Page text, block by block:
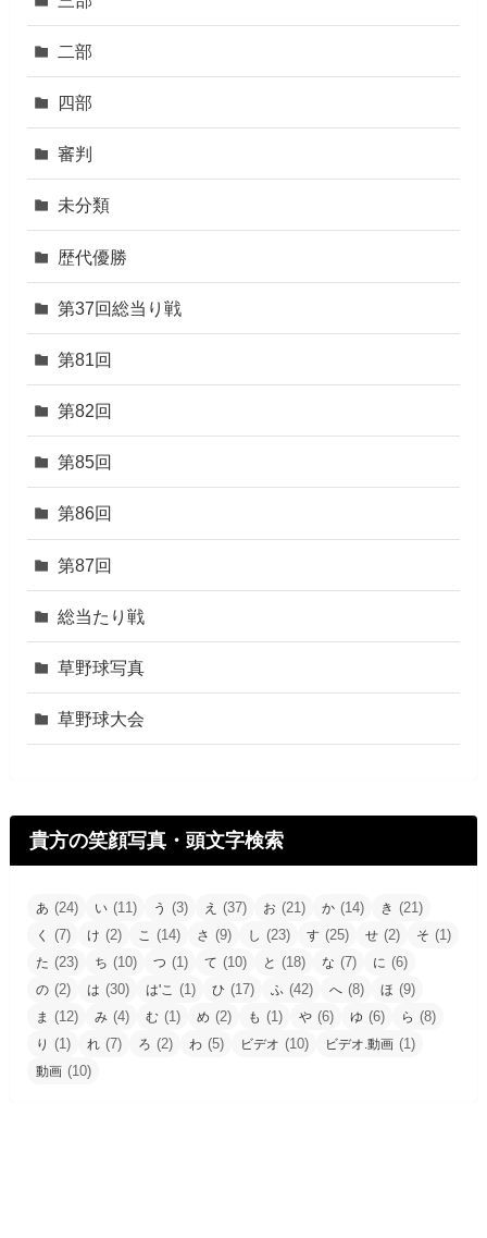
二部
四部
審判
未分類
歴代優勝
第37回総当り戦
第81回
第82回
第85回
第86回
第87回
総当たり戦
草野球写真
草野球大会
貴方の笑顔写真・頭文字検索
あ (24) い (11) う (3) え (37) お (21) か (14) き (21)
く (7) け (2) こ (14) さ (9) し (23) す (25) せ (2) そ (1)
た (23) ち (10) つ (1) て (10) と (18) な (7) に (6)
の (2) は (30) は'こ (1) ひ (17) ふ (42) へ (8) ほ (9)
ま (12) み (4) む (1) め (2) も (1) や (6) ゆ (6) ら (8)
り (1) れ (7) ろ (2) わ (5) ビデオ (10) ビデオ.動画 (1)
動画 (10)